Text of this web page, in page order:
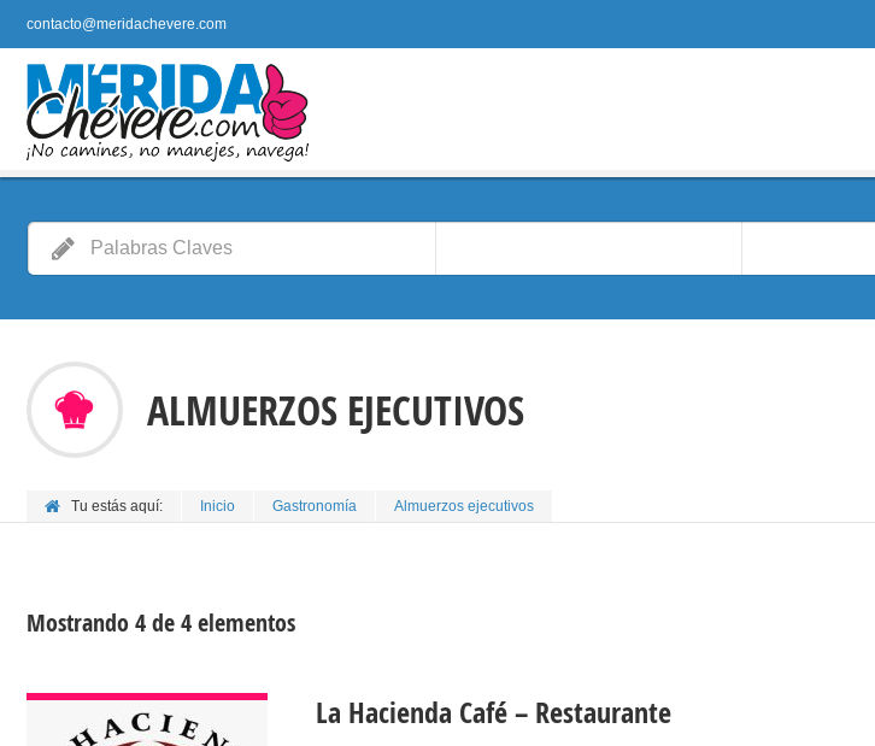
contacto@meridachevere.com
ALMUERZOS EJECUTIVOS
Tu estás aquí: Inicio Gastronomía Almuerzos ejecutivos
Mostrando 4 de 4 elementos
La Hacienda Café – Restaurante